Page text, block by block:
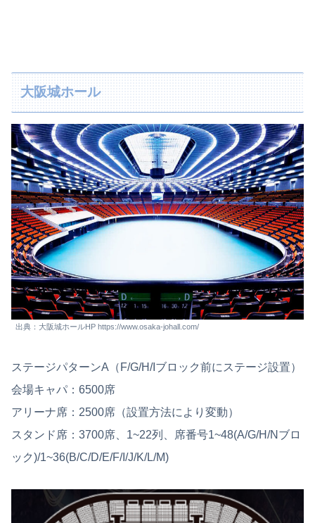
大阪城ホール
出典：大阪城ホールHP https://www.osaka-johall.com/
ステージパターンA（F/G/H/Iブロック前にステージ設置）
会場キャパ：6500席
アリーナ席：2500席（設置方法により変動）
スタンド席：3700席、1~22列、席番号1~48(A/G/H/Nブロ
ック)/1~36(B/C/D/E/F/I/J/K/L/M)